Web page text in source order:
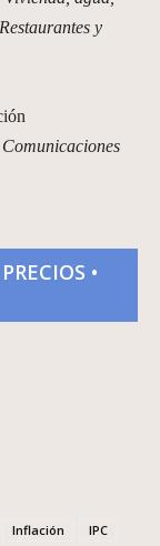
Restaurantes y
Comunicaciones
•
Inflación
IPC